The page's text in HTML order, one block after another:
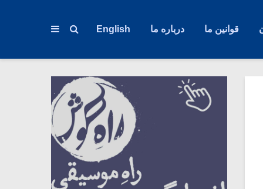
قوانین ما درباره ما English